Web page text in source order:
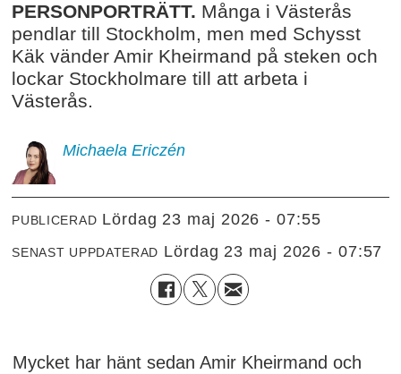
PERSONPORTRÄTT. Många i Västerås
pendlar till Stockholm, men med Schysst
Käk vänder Amir Kheirmand på steken och
lockar Stockholmare till att arbeta i
Västerås.
Michaela Ericzén
PUBLICERAD lördag 23 maj 2026 - 07:55
SENAST UPPDATERAD lördag 23 maj 2026 - 07:57
Mycket har hänt sedan Amir Kheirmand och